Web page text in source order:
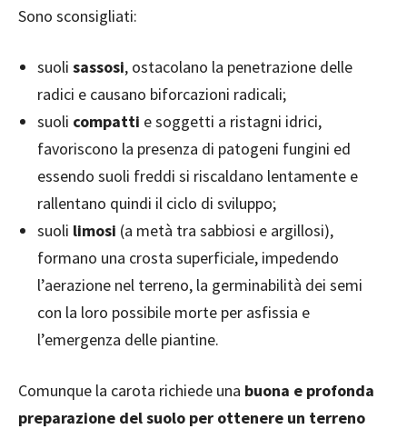
Sono sconsigliati:
suoli sassosi, ostacolano la penetrazione delle
radici e causano biforcazioni radicali;
suoli compatti e soggetti a ristagni idrici,
favoriscono la presenza di patogeni fungini ed
essendo suoli freddi si riscaldano lentamente e
rallentano quindi il ciclo di sviluppo;
suoli limosi (a metà tra sabbiosi e argillosi),
formano una crosta superficiale, impedendo
l’aerazione nel terreno, la germinabilità dei semi
con la loro possibile morte per asfissia e
l’emergenza delle piantine.
Comunque la carota richiede una buona e profonda
preparazione del suolo per ottenere un terreno